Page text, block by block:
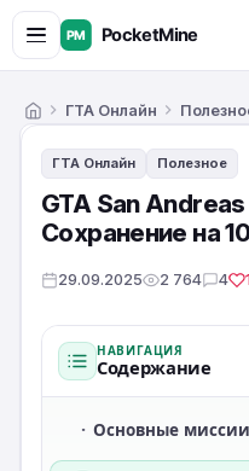
ГлавнаяГТА Онлайн
ГТА Онлайн Полезное
GTA San
Сохранение на
29.09.2025 2 764 4
НАВИГАЦИЯ
Содержание
· Основные миссии